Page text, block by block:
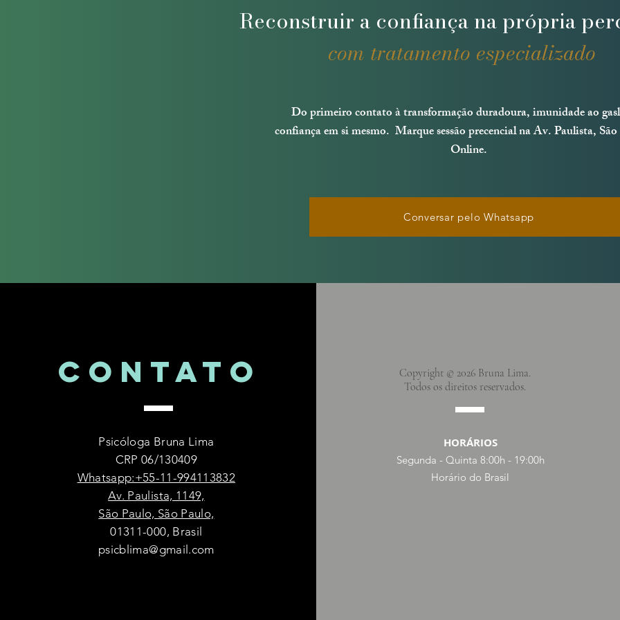
Reconstruir a confiança na própria
com tratamento especializado
Do primeiro contato à transformação duradoura,imunidade ao
confiança em si mesmo. Marque sessão precencial na Av. Paulista,
Online.
Conversar pelo Whatsapp
CONTATo
Psicóloga Bruna Lima
CRP 06/130409
Whatsapp:+55-11-994113832
Av. Paulista, 1149,
São Paulo, São Paulo,
01311-000, Brasil
psicblima@gmail.com
HORÁRIOS
Segunda - Quinta 8:00h - 19:00h
Horário do Brasil
Copyright © 2026 Bruna Lima.
Todos os direitos reservados.